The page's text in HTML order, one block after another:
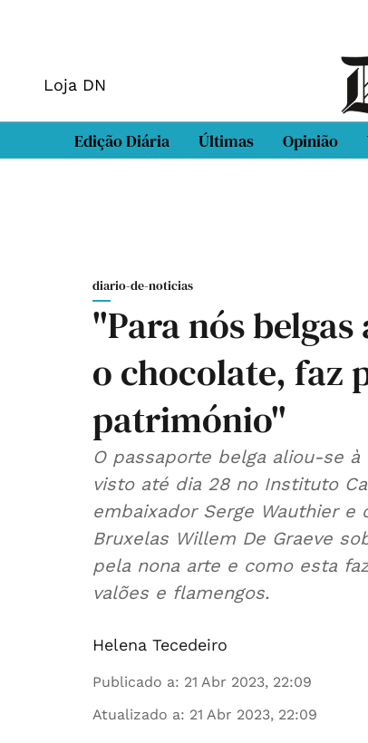
Loja DN
Edição Diária Últimas Opinião
diario-de-noticias
"Para nós
o chocolate, faz
património"
O passaporte belga aliou-se
visto até dia 28 no Instituto
embaixador Serge Wauthier
Bruxelas Willem De Graeve
pela nona arte e como esta
valões e flamengos.
Helena Tecedeiro
Publicado a: 21 Abr 2023, 22:09
Atualizado a: 21 Abr 2023, 22:09